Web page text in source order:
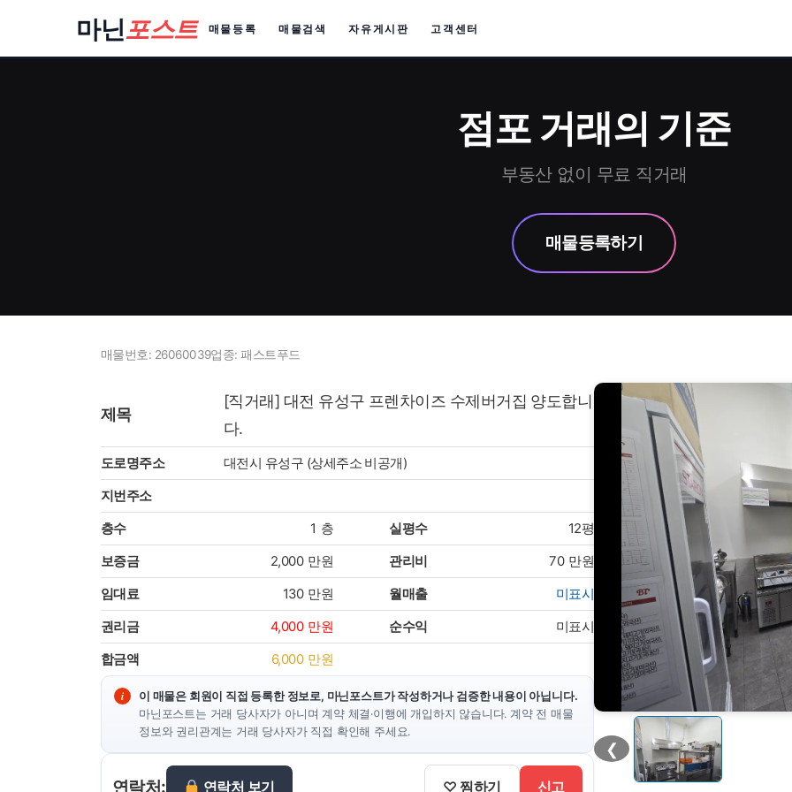
마닌포스트 매물등록 매물검색 자유게시판 고객센터
점포 거래의 기준
부동산 없이 무료 직거래
매물등록하기
매물번호: 26060039업종: 패스트푸드
제목
[직거래] 대전 유성구 프렌차이즈 수제버거집 양도합니
다.
도로명주소 대전시 유성구 (상세주소 비공개)
지번주소
층수 1 층 실평수 12평
보증금 2,000 만원 관리비 70 만원
임대료 130 만원 월매출 미표시
권리금 4,000 만원 순수익 미표시
합금액 6,000 만원
이 매물은 회원이 직접 등록한 정보로, 마닌포스트가 작성하거나 검증한 내용이 아닙니다.
마닌포스트는 거래 당사자가 아니며 계약 체결·이행에 개입하지 않습니다. 계약 전 매물
정보와 권리관계는 거래 당사자가 직접 확인해 주세요.
연락처: 연락처 보기 ♡ 찜하기 신고
❮